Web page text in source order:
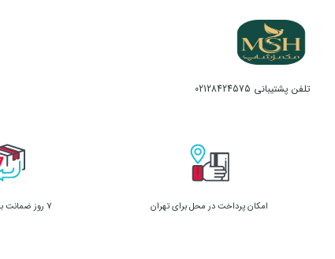
تلفن پشتیبانی 02128424575
امکان پرداخت در محل برای تهران 7 روز ضمانت بازگشت کالا